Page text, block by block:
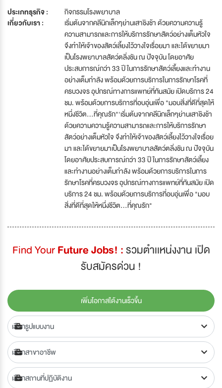
ประเภทธุรกิจ :
กิจกรรมโรงพยาบาล
เกี่ยวกับเรา :
เริ่มต้นจากคลีนิกเล็กๆย่านเสาชิงช้า ด้วยความความรู้
ความสามารถและการให้บริการรักษาสัตว์อย่างเต็มหัวใจ
จึงทำให้เจ้าของสัตว์เลี้ยงไว้วางใจเรื่อยมา และได้ขยายมา
เป็นโรงพยาบาลสัตว์ตลิ่งชัน ณ ปัจจุบัน โดยอาศัย
ประสบการณ์กว่า 33 ปี ในการรักษาสัตว์เลี้ยงและทำงาน
อย่างเต็มกำลัง พร้อมด้วยการบริการในการรักษาโรคที่
ครบวงจร อุปกรณ์ทางการแพทย์ที่ทันสมัย เปิดบริการ 24
ชม. พร้อมด้วยการบริการที่อบอุ่นเพื่อ "มอบสิ่งที่ดีที่สุดให้
หนึ่งชีวิต...ที่คุณรัก"'เริ่มต้นจากคลีนิกเล็กๆย่านเสาชิงช้า
ด้วยความความรู้ความสามารถและการให้บริการรักษา
สัตว์อย่างเต็มหัวใจ จึงทำให้เจ้าของสัตว์เลี้ยงไว้วางใจเรื่อย
มา และได้ขยายมาเป็นโรงพยาบาลสัตว์ตลิ่งชัน ณ ปัจจุบัน
โดยอาศัยประสบการณ์กว่า 33 ปี ในการรักษาสัตว์เลี้ยง
และทำงานอย่างเต็มกำลัง พร้อมด้วยการบริการในการ
รักษาโรคที่ครบวงจร อุปกรณ์ทางการแพทย์ที่ทันสมัย เปิด
บริการ 24 ชม. พร้อมด้วยการบริการที่อบอุ่นเพื่อ "มอบ
สิ่งที่ดีที่สุดให้หนึ่งชีวิต...ที่คุณรัก"
Find YourFuture Jobs! :รวมตำเเหน่งงาน เปิด
รับสมัครด่วน !
เพิ่มโอกาสได้งานเร็วขึ้น